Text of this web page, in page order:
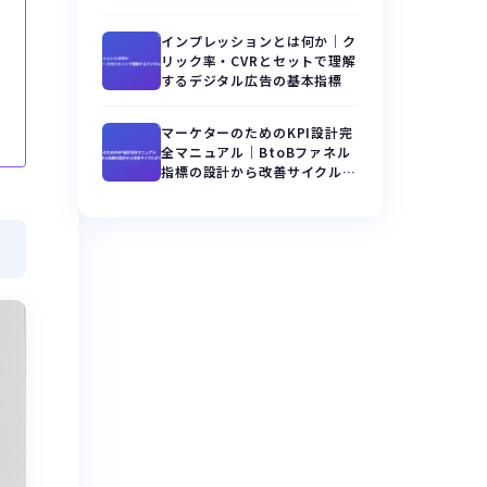
インプレッションとは何か｜ク
リック率・CVRとセットで理解
するデジタル広告の基本指標
マーケターのためのKPI設計完
全マニュアル｜BtoBファネル
指標の設計から改善サイクルま